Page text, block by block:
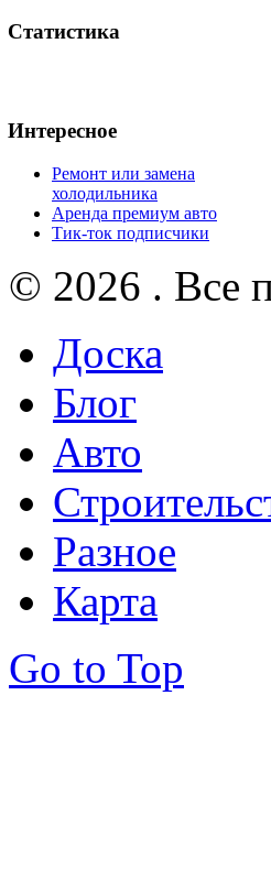
Статистика
Интересное
Ремонт или замена
холодильника
Аренда премиум авто
Тик-ток подписчики
© 2026 . Все
Доска
Блог
Авто
Разное
Карта
Go to Top